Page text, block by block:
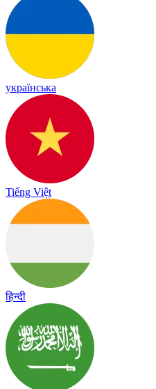
українська
Tiếng Việt
हिन्दी